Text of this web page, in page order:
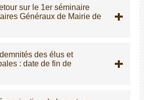
sur le 1er séminaire
Généraux de Mairie de
des élus et
: date de fin de